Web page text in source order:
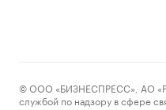
© ООО «БИЗНЕСПРЕСС», АО
службой по надзору в сфере